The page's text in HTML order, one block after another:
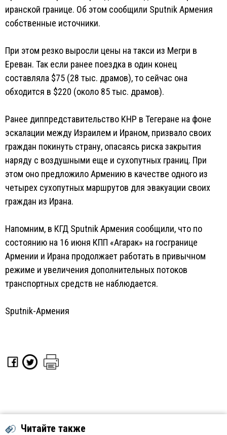
иранской границе. Об этом сообщили Sputnik Армения
собственные источники.
При этом резко выросли цены на такси из Мегри в
Ереван. Так если ранее поездка в один конец
составляла $75 (28 тыс. драмов), то сейчас она
обходится в $220 (около 85 тыс. драмов).
Ранее диппредставительство КНР в Тегеране на фоне
эскалации между Израилем и Ираном, призвало своих
граждан покинуть страну, опасаясь риска закрытия
наряду с воздушными еще и сухопутных границ. При
этом оно предложило Армению в качестве одного из
четырех сухопутных маршрутов для эвакуации своих
граждан из Ирана.
Напомним, в КГД Sputnik Армения сообщили, что по
состоянию на 16 июня КПП «Агарак» на госгранице
Армении и Ирана продолжает работать в привычном
режиме и увеличения дополнительных потоков
транспортных средств не наблюдается.
Sputnik-Армения
Читайте также